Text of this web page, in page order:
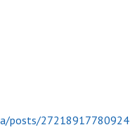
posts/